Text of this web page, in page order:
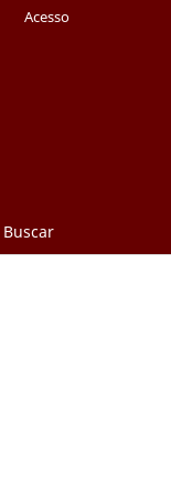
Buscar
Acesso